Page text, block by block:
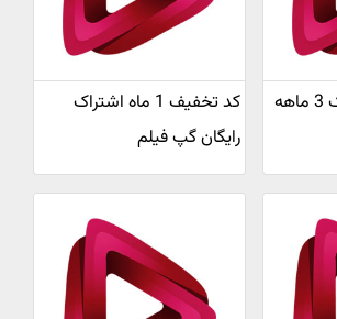
50% تخفیف اشتراک 3 ماهه
کد تخفیف 1 ماه اشتراک
رایگان گپ فیلم